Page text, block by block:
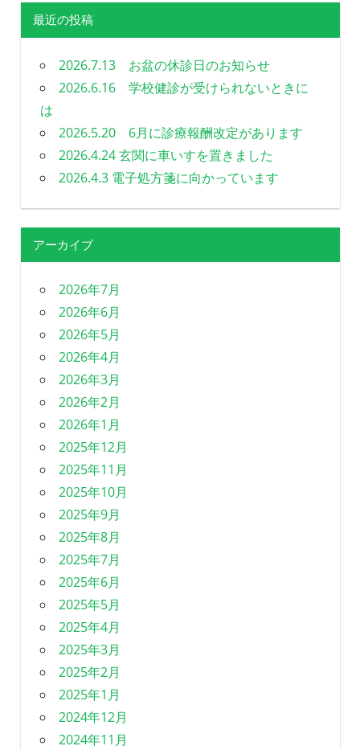
ー
シ
ョ
ン
最近の投稿
2026.7.13 お盆の休診日のお知らせ
2026.6.16 学校健診が受けられないときに
は
2026.5.20 6月に診療報酬改定があります
2026.4.24 玄関に車いすを置きました
2026.4.3 電子処方箋に向かっています
アーカイブ
2026年7月
2026年6月
2026年5月
2026年4月
2026年3月
2026年2月
2026年1月
2025年12月
2025年11月
2025年10月
2025年9月
2025年8月
2025年7月
2025年6月
2025年5月
2025年4月
2025年3月
2025年2月
2025年1月
2024年12月
2024年11月